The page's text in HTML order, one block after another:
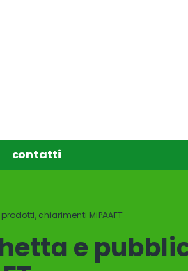
contatti
chiarimenti MiPAAFT
e